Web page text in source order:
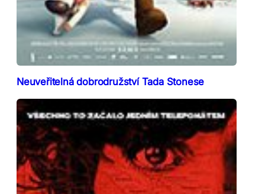
Neuveřitelná dobrodružství Tada Stonese